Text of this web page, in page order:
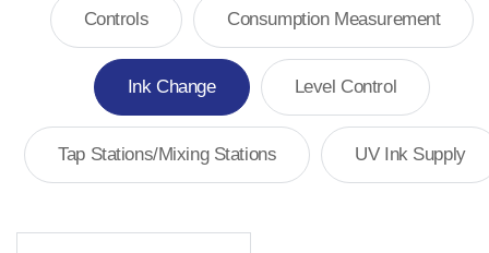
Controls Consumption Measurement
Ink Change Level Control
Tap Stations/Mixing Stations UV Ink Supply